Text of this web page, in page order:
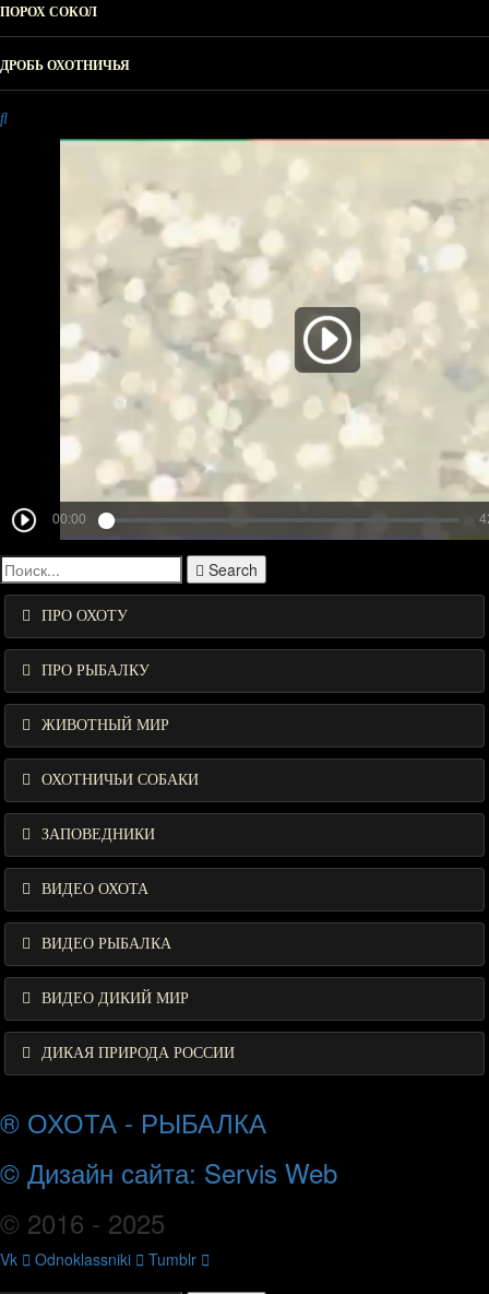
ПОРОХ СОКОЛ
ДРОБЬ ОХОТНИЧЬЯ
Search
ПРО ОХОТУ
ПРО РЫБАЛКУ
ЖИВОТНЫЙ МИР
ОХОТНИЧЬИ СОБАКИ
ЗАПОВЕДНИКИ
ВИДЕО ОХОТА
ВИДЕО РЫБАЛКА
ВИДЕО ДИКИЙ МИР
ДИКАЯ ПРИРОДА РОССИИ
® ОХОТА - РЫБАЛКА
© Дизайн сайта: Servis Web
© 2016 - 2025
Vk Odnoklassniki Tumblr